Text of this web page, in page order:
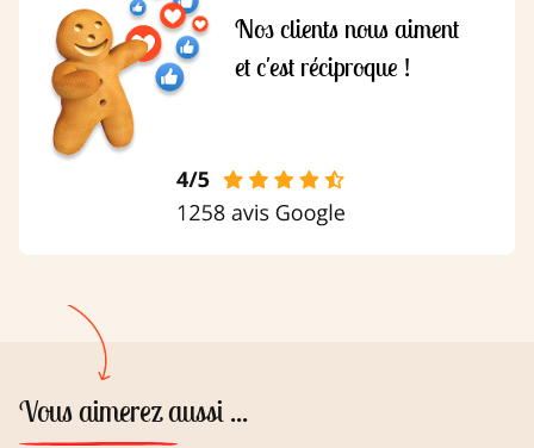
Nos clients nous aiment
et c'est réciproque !
Vous aimerez aussi ...